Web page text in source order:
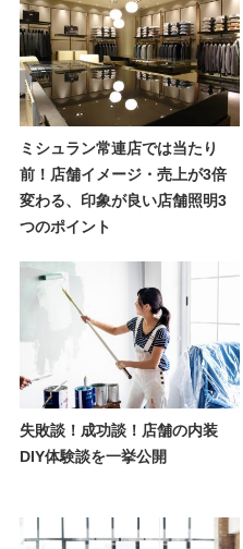
ミシュラン常連店では当たり
前！店舗イメージ・売上が3倍
変わる、印象が良い店舗照明3
つのポイント
失敗談！成功談！店舗の内装
DIY体験談を一挙公開